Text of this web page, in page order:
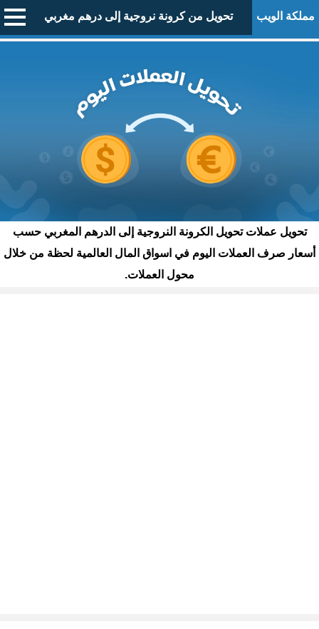
مملكة الويب تحويل من كرونة نروجية إلى درهم مغربي
تحويل عملات تحويل الكرونة النروجية إلى الدرهم المغربي حسب
أسعار صرف العملات اليوم في اسواق المال العالمية لحظة من خلال
محول العملات.